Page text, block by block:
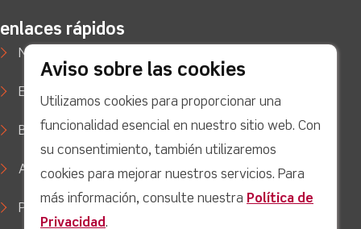
enlaces rápidos
Noticias
Estudios de caso
Blog
Apoyo
Política de privacidad
Aviso sobre las cookies
Utilizamos cookies para proporcionar una
funcionalidad esencial en nuestro sitio web. Con
su consentimiento, también utilizaremos
cookies para mejorar nuestros servicios. Para
más información, consulte nuestra Política de
Privacidad.